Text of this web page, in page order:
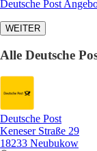
Deutsche Post
WEITER
Alle Deutsche
Deutsche Post
Keneser Straße 29
18233 Neubukow